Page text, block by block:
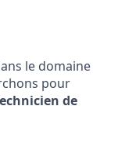
le domaine
pour
de